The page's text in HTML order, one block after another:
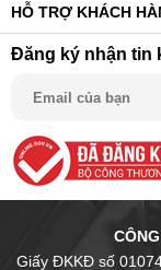
HỖ TRỢ KHÁCH
Đăng ký nhận tin
Giấy ĐKKĐ số